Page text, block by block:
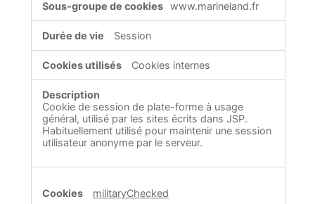
www.marineland.fr
Session
Cookies internes
Cookie de session de plate-forme à usage
général, utilisé par les sites écrits dans JSP.
Habituellement utilisé pour maintenir une session
utilisateur anonyme par le serveur.
militaryChecked